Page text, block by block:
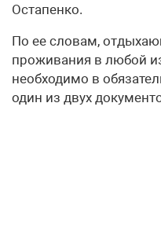
Остапенко.
По ее словам,
проживания в любой
необходимо в
один из двух